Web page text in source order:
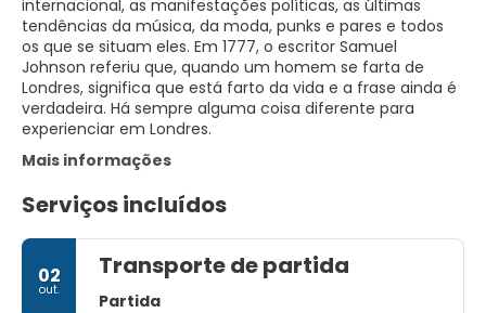
internacional, as manifestações políticas, as últimas
tendências da música, da moda, punks e pares e todos
os que se situam eles. Em 1777, o escritor Samuel
Johnson referiu que, quando um homem se farta de
Londres, significa que está farto da vida e a frase ainda é
verdadeira. Há sempre alguma coisa diferente para
Mais informações
Serviços incluídos
02
out.
Transporte de partida
Partida